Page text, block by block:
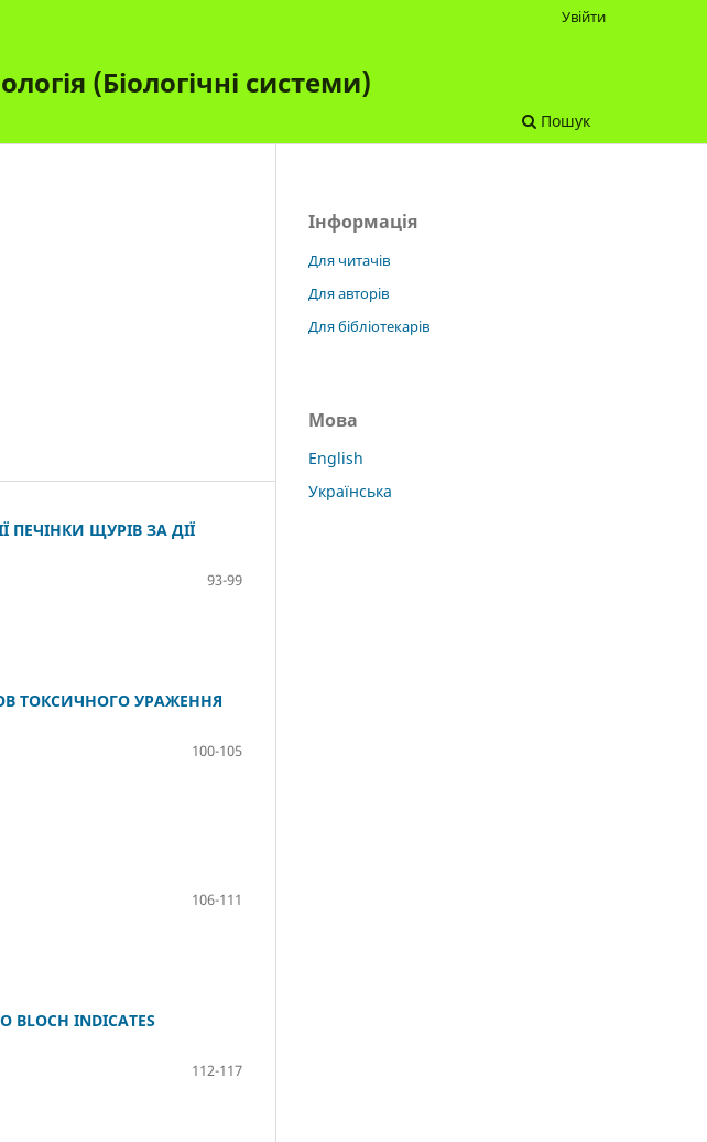
(Біологічні системи)
Пошук
Увійти
ПЕЧІНКИ ЩУРІВ ЗА ДІЇ
93-99
ТОКСИЧНОГО УРАЖЕННЯ
100-105
106-111
BLOCH INDICATES
112-117
Інформація
Для читачів
Для авторів
Для бібліотекарів
Мова
English
Українська